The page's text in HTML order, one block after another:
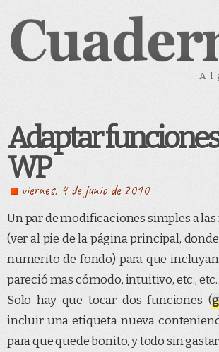
Adaptar
WP
viernes, 4 de junio de 2010
Un par de modificaciones simples a
(ver al pie de la página principal,
numerito de fondo) para que
pareció mas cómodo, intuitivo, etc.,
Solo hay que tocar dos funciones (
incluir una etiqueta nueva
para que quede bonito, y todo sin